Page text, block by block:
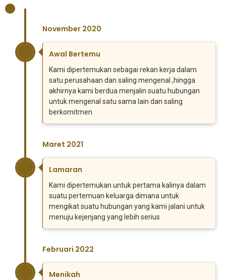
November 2020
Awal Bertemu
Kami dipertemukan sebagai rekan kerja dalam
satu perusahaan dan saling mengenal ,hingga
akhirnya kami berdua menjalin suatu hubungan
untuk mengenal satu sama lain dan saling
berkomitmen
Maret 2021
Lamaran
Kami dipertemukan untuk pertama kalinya dalam
suatu pertemuan keluarga dimana untuk
mengikat suatu hubungan yang kami jalani untuk
menuju kejenjang yang lebih serius
Februari 2022
Menikah